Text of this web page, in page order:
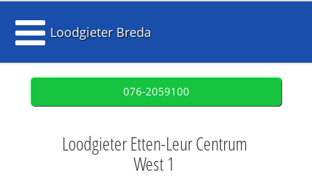
Loodgieter Breda
076-2059100
Loodgieter Etten-Leur Centrum
West 1